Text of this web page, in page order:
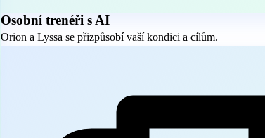
Osobní trenéři s AI
Orion a Lyssa se přizpůsobí vaší kondici a cílům.